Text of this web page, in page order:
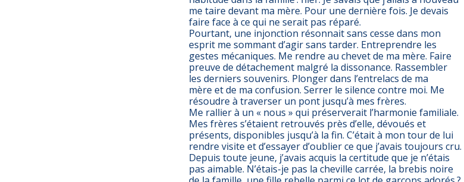
me taire devant ma mère. Pour une dernière fois. Je devais
faire face à ce qui ne serait pas réparé.
Pourtant, une injonction résonnait sans cesse dans mon
esprit me sommant d’agir sans tarder. Entreprendre les
gestes mécaniques. Me rendre au chevet de ma mère. Faire
preuve de détachement malgré la dissonance. Rassembler
les derniers souvenirs. Plonger dans l’entrelacs de ma
mère et de ma confusion. Serrer le silence contre moi. Me
résoudre à traverser un pont jusqu’à mes frères.
Me rallier à un « nous » qui préserverait l’harmonie familiale.
Mes frères s’étaient retrouvés près d’elle, dévoués et
présents, disponibles jusqu’à la fin. C’était à mon tour de lui
rendre visite et d’essayer d’oublier ce que j’avais toujours cru.
Depuis toute jeune, j’avais acquis la certitude que je n’étais
pas aimable. N’étais-je pas la cheville carrée, la brebis noire